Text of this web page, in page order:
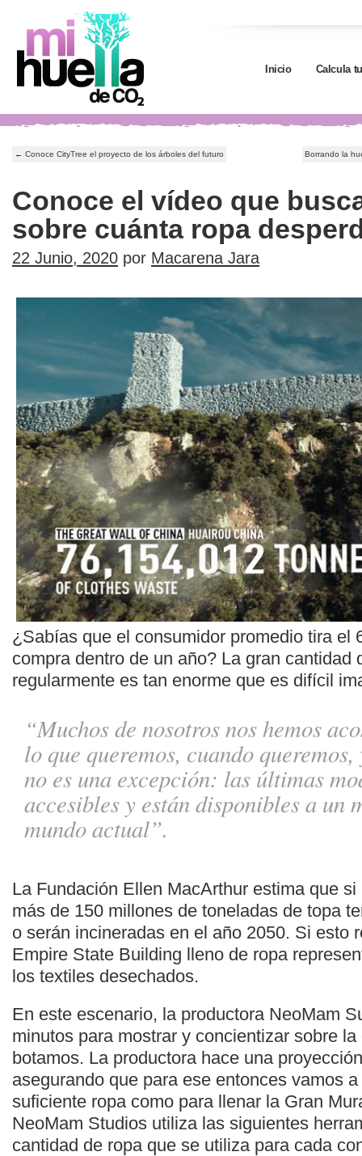
Inicio Calcula
← Conoce CityTree el proyecto de los árboles del futuro Borrando la
Conoce el vídeo que
sobre cuánta ropa
22 Junio, 2020 por Macarena Jara
¿Sabías que el consumidor promedio tira el
compra dentro de un año? La gran cantidad
regularmente es tan enorme que es difícil
“Muchos de nosotros nos hemos
lo que queremos, cuando
no es una excepción: las últimas
accesibles y están disponibles a un
mundo actual”.
La Fundación Ellen MacArthur estima que
más de 150 millones de toneladas de topa
o serán incineradas en el año 2050. Si esto
Empire State Building lleno de ropa
los textiles desechados.
En este escenario, la productora NeoMam
minutos para mostrar y concientizar sobre
botamos. La productora hace una
asegurando que para ese entonces vamos
suficiente ropa como para llenar la Gran
NeoMam Studios utiliza las siguientes
cantidad de ropa que se utiliza para cada